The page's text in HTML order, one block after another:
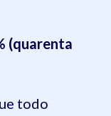
(quarenta
todo